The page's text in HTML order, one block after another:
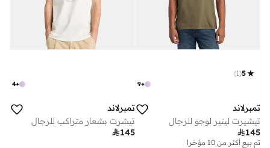
+
9
5
(
1
)
تمبرلاند
تيشيرت لينير لوجو للرجال
145
تم بيع أكثر من 10 مؤخرا
+
4
تمبرلاند
تيشرت بشعار متراكب للرجال
145